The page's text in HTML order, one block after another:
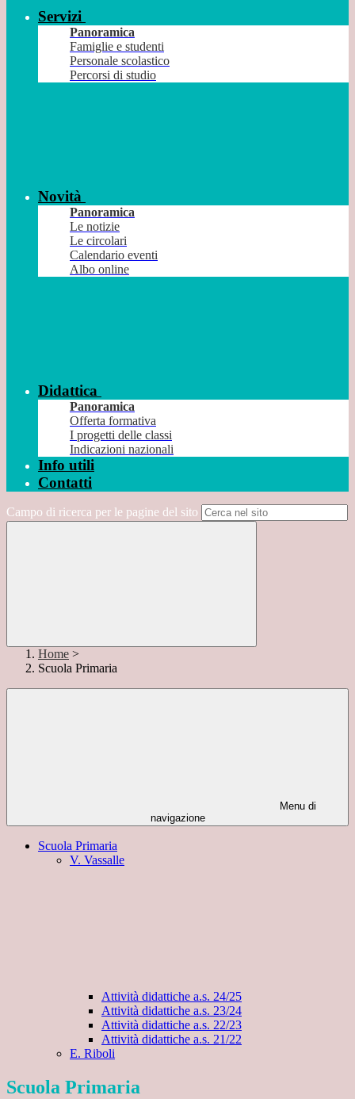
Servizi
Panoramica
Famiglie e studenti
Personale scolastico
Percorsi di studio
Novità
Panoramica
Le notizie
Le circolari
Calendario eventi
Albo online
Didattica
Panoramica
Offerta formativa
I progetti delle classi
Indicazioni nazionali
Info utili
Contatti
Campo di ricerca per le pagine del sito
Home >
Scuola Primaria
Menu di
navigazione
Scuola Primaria
V. Vassalle
Attività didattiche a.s. 24/25
Attività didattiche a.s. 23/24
Attività didattiche a.s. 22/23
Attività didattiche a.s. 21/22
E. Riboli
Scuola Primaria